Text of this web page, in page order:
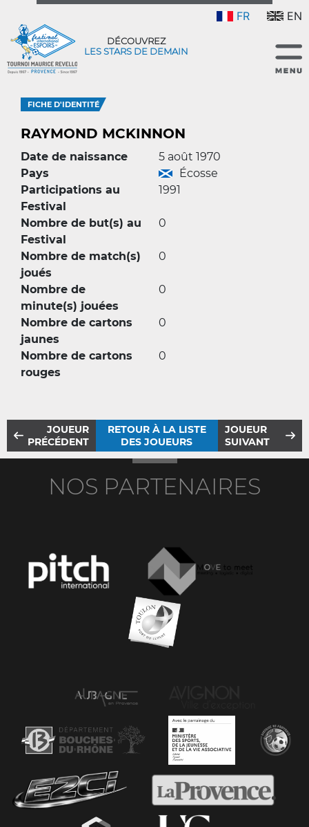
FR EN
DÉCOUVREZ
LES STARS DE DEMAIN
FICHE D'IDENTITÉ
RAYMOND MCKINNON
Date de naissance
5 août 1970
Pays
Écosse
Participations au
Festival
1991
Nombre de but(s) au
Festival
0
Nombre de match(s)
joués
0
Nombre de
minute(s) jouées
0
Nombre de cartons
jaunes
0
Nombre de cartons
rouges
0
JOUEUR
PRÉCÉDENT
RETOUR À LA LISTE
DES JOUEURS
JOUEUR
SUIVANT
NOS PARTENAIRES